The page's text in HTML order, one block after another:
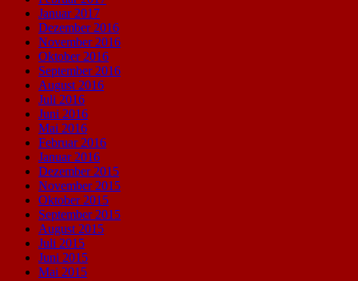
Januar 2017
Dezember 2016
November 2016
Oktober 2016
September 2016
August 2016
Juli 2016
Juni 2016
Mai 2016
Februar 2016
Januar 2016
Dezember 2015
November 2015
Oktober 2015
September 2015
August 2015
Juli 2015
Juni 2015
Mai 2015